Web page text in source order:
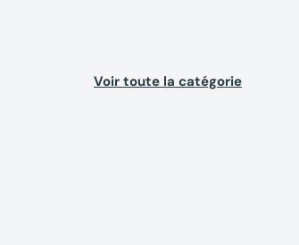
Voir toute la catégorie